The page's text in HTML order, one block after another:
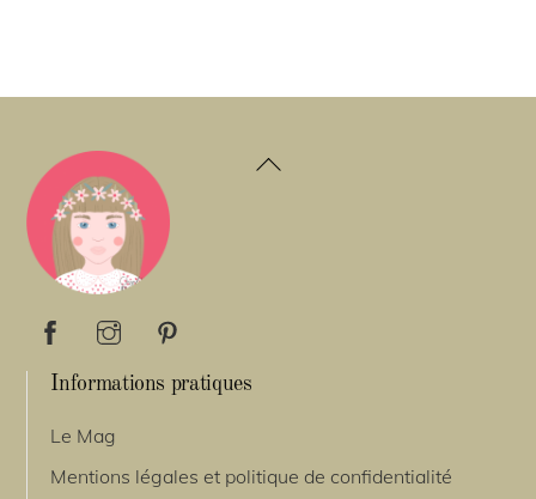
Back
Informations pratiques
Le Mag
Mentions légales et politique de confidentialité